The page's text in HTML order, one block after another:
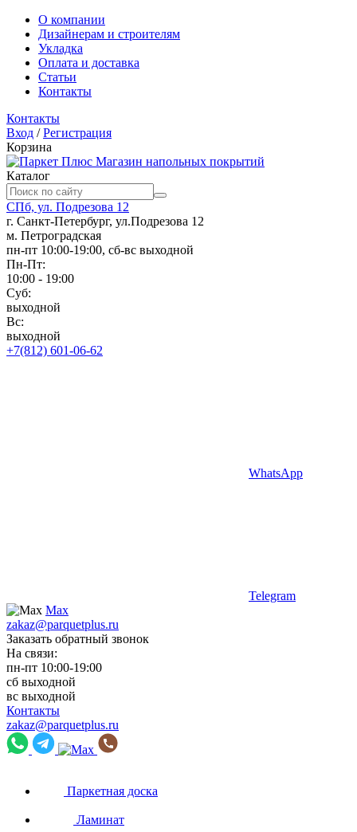
О компании
Дизайнерам и строителям
Укладка
Оплата и доставка
Статьи
Контакты
Контакты
Вход /Регистрация
Корзина
Магазин напольных покрытий
Каталог
СПб, ул. Подрезова 12
г. Санкт-Петербург, ул.Подрезова 12
м. Петроградская
пн-пт 10:00-19:00, сб-вс выходной
Пн-Пт:
10:00 - 19:00
Суб:
выходной
Вс:
выходной
+7(812) 601-06-62
WhatsApp
Telegram
Max
zakaz@parquetplus.ru
Заказать обратный звонок
На связи:
пн-пт 10:00-19:00
сб выходной
вс выходной
Контакты
zakaz@parquetplus.ru
Паркетная доска
Ламинат